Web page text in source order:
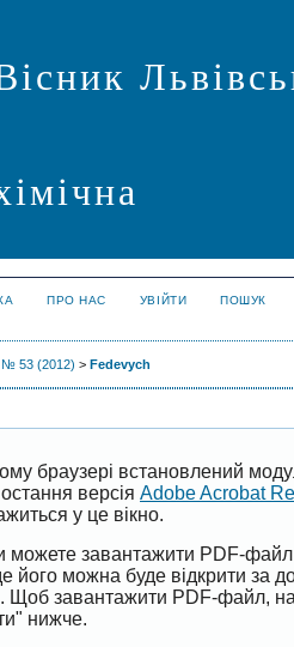
ПРО НАС УВІЙТИ
ПОШУК
№ 53 (2012) > Fedevych
браузері встановлений
версія Adobe Acrobat
у це вікно.
можете завантажити PDF-
його можна буде відкрити за
Щоб завантажити PDF-файл,
нижче.